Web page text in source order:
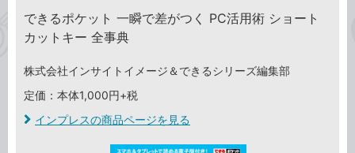
できるポケット 一瞬で差がつく PC活用術 ショート
カットキー 全事典
株式会社インサイトイメージ＆できるシリーズ編集部
定価：本体1,000円+税
インプレスの商品ページを見る